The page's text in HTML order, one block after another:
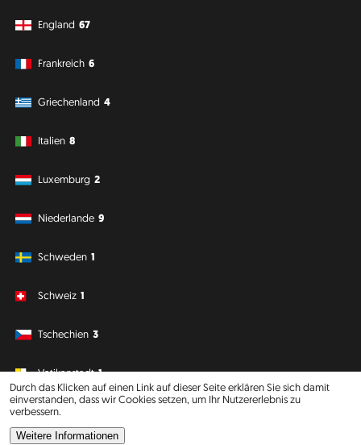
Durch das Klicken auf einen Link auf dieser Seite erklären Sie sich damit
einverstanden, dass wir Cookies setzen, um Ihr Nutzererlebnis zu
verbessern.
Weitere Informationen
England 67
Frankreich 6
Griechenland 4
Italien 8
Luxemburg 2
Niederlande 9
Schweden 1
Schweiz 1
Tschechien 3
Vatikanstadt 1
Südamerika
Philipp J. Conrad ·